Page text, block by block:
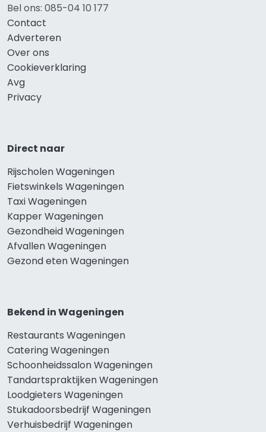
Bel ons: 085-04 10 177
Contact
Adverteren
Over ons
Cookieverklaring
Avg
Privacy
Direct naar
Rijscholen Wageningen
Fietswinkels Wageningen
Taxi Wageningen
Kapper Wageningen
Gezondheid Wageningen
Afvallen Wageningen
Gezond eten Wageningen
Bekend in Wageningen
Restaurants Wageningen
Catering Wageningen
Schoonheidssalon Wageningen
Tandartspraktijken Wageningen
Loodgieters Wageningen
Stukadoorsbedrijf Wageningen
Verhuisbedrijf Wageningen